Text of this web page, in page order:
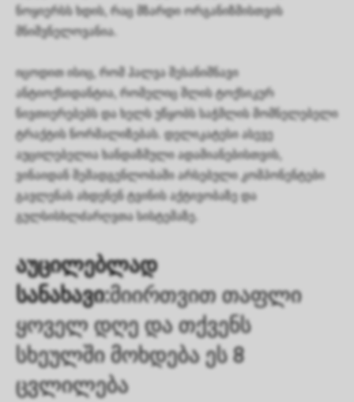
ნოყიერსს ხდის, რაც მზარდი ორგანიზმისთვის
მნიშვნელოვანია.
იცოდით ისიც, რომ ჰალვა შესანიშნავი
ანტიოქსიდანტია, რომელიც შლის ტოქსიკურ
ნივთიერებებს და ხელს უწყობს საჭმლის მომნელებელი
ტრაქტის ნორმალიზებას. დელიკატესი ასევე
აუცილებელია ხანდაზმული ადამიანებისთვის,
ვინაიდან შემადგენლობაში არსებული კომპონენტები
გავლენას ახდენენ ტვინის აქტივობაზე და
გულსისხლძარღვთა სისტემაზე.
აუცილებლად
სანახავი:მიირთვით თაფლი
ყოველ დღე და თქვენს
სხეულში მოხდება ეს 8
ცვლილება